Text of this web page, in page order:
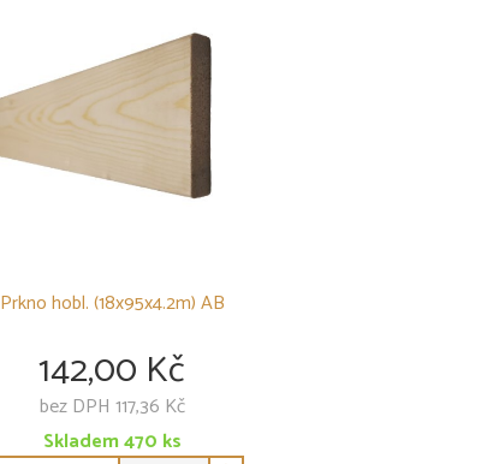
Prkno hobl. (18x95x4.2m) AB
142,00 Kč
bez DPH 117,36 Kč
Skladem470 ks